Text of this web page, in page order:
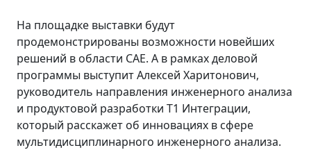
На площадке выставки будут
продемонстрированы возможности новейших
решений в области CAE. А в рамках деловой
программы выступит Алексей Харитонович,
руководитель направления инженерного анализа
и продуктовой разработки Т1 Интеграции,
который расскажет об инновациях в сфере
мультидисциплинарного инженерного анализа.